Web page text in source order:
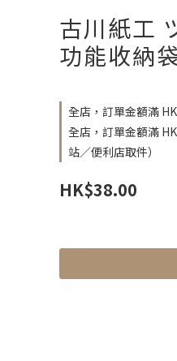
古川紙工
功能收納
全店，訂單金額滿
全店，訂單金額滿
站／便利店取件）
HK$38.00